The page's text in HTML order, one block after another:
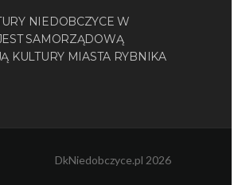
NIEDOBCZYCE W
SAMORZĄDOWĄ
KULTURY MIASTA RYBNIKA
DkNiedobczyce.pl 2026